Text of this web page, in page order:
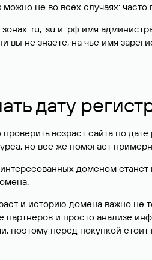
не во всех случаях:
.ru, .su и .рф имя
вы не знаете, на чье имя
дату
возраст сайта по
но все же помогает
доменом станет
и историю домена важно
партнеров и просто анализе
поэтому перед покупкой